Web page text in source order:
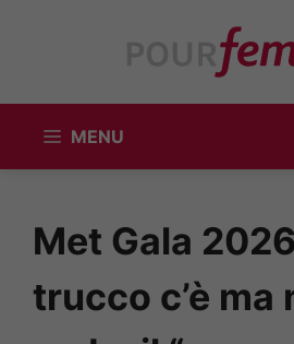
MENU
Met Gala
trucco c’è ma